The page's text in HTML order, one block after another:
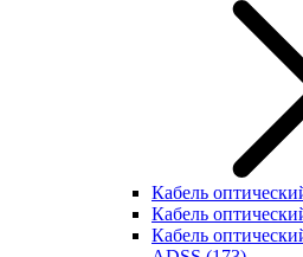
Кабель
Кабель
Кабель